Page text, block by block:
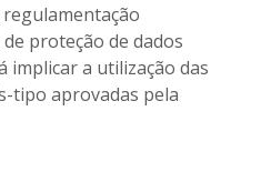
proteção de dados
implicar a utilização das
tipo aprovadas pela